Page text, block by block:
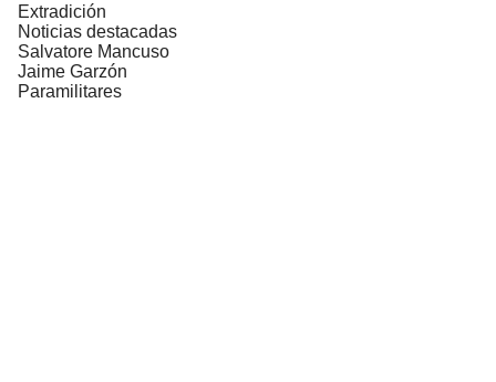
Extradición
Noticias destacadas
Salvatore Mancuso
Jaime Garzón
Paramilitares